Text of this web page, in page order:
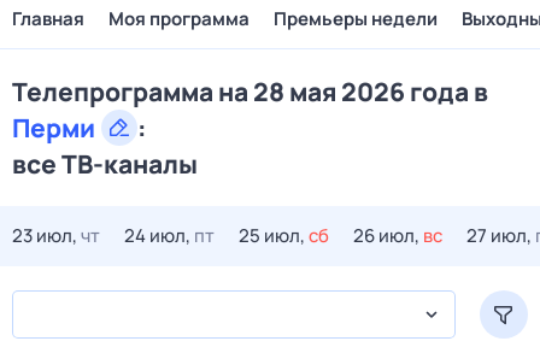
Главная Моя программа Премьеры недели
Телепрограмма на 28 мая 2026 года в
Перми
:
все ТВ-каналы
23 июл,чт 24 июл, пт 25 июл,сб 26 июл, вс 27 июл,